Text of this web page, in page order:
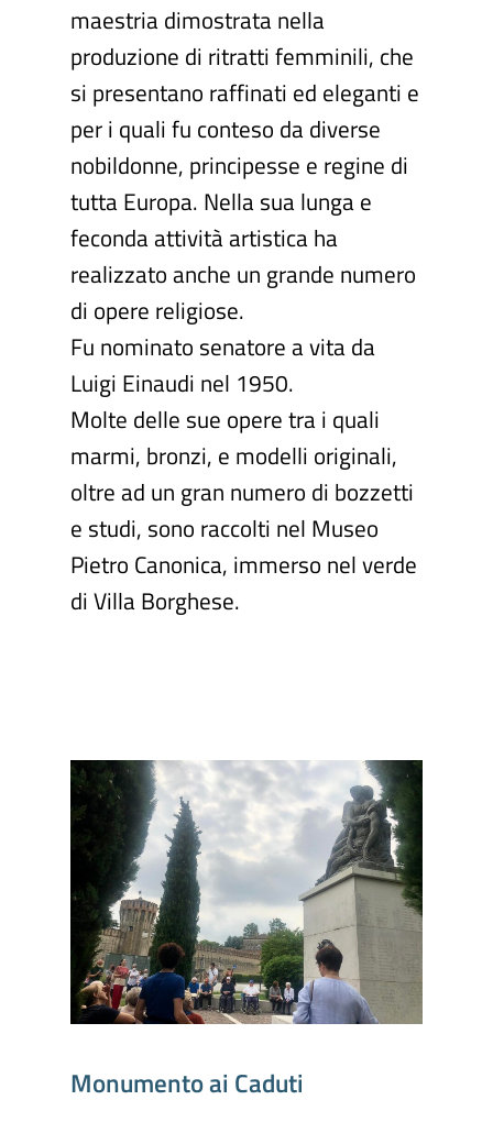
maestria dimostrata nella
produzione di ritratti femminili, che
si presentano raffinati ed eleganti e
per i quali fu conteso da diverse
nobildonne, principesse e regine di
tutta Europa. Nella sua lunga e
feconda attività artistica ha
realizzato anche un grande numero
di opere religiose.
Fu nominato senatore a vita da
Luigi Einaudi nel 1950.
Molte delle sue opere tra i quali
marmi, bronzi, e modelli originali,
oltre ad un gran numero di bozzetti
e studi, sono raccolti nel Museo
Pietro Canonica, immerso nel verde
di Villa Borghese.
Monumentoai Caduti